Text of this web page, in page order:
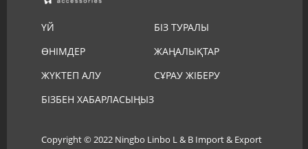
ҮЙ
БІЗ ТУРАЛЫ
ӨНІМДЕР
ЖАҢАЛЫҚТАР
ЖҮКТЕП АЛУ
СҰРАУ ЖІБЕРУ
БІЗБЕН ХАБАРЛАСЫҢЫЗ
Copyright © 2022 Ningbo Linbo L & B Import & Export